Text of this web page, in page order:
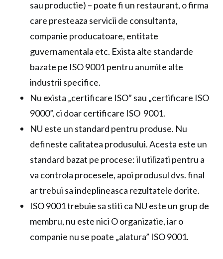
sau productie) – poate fi un restaurant, o firma
care presteaza servicii de consultanta,
companie producatoare, entitate
guvernamentala etc. Exista alte standarde
bazate pe ISO 9001 pentru anumite alte
industrii specifice.
Nu exista „certificare ISO” sau „certificare ISO
9000”, ci doar certificare ISO 9001.
NU este un standard pentru produse. Nu
defineste calitatea produsului. Acesta este un
standard bazat pe procese: il utilizati pentru a
va controla procesele, apoi produsul dvs. final
ar trebui sa indeplineasca rezultatele dorite.
ISO 9001 trebuie sa stiti ca NU este un grup de
membru, nu este nici O organizatie, iar o
companie nu se poate „alatura” ISO 9001.